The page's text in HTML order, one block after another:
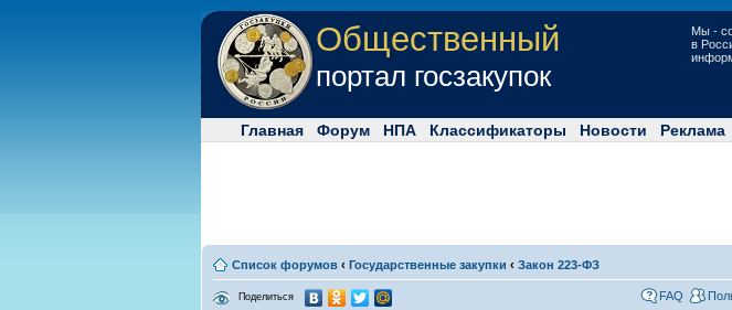
Мы -
в
Общественный
портал госзакупок
Главная Форум НПА Классификаторы Новости Реклама
Список форумов ‹ Государственные закупки ‹ Закон 223-ФЗ
Поделиться FAQ